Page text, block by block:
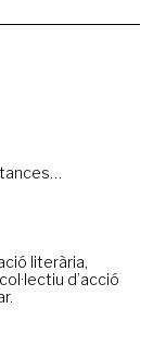
literària,
d’acció